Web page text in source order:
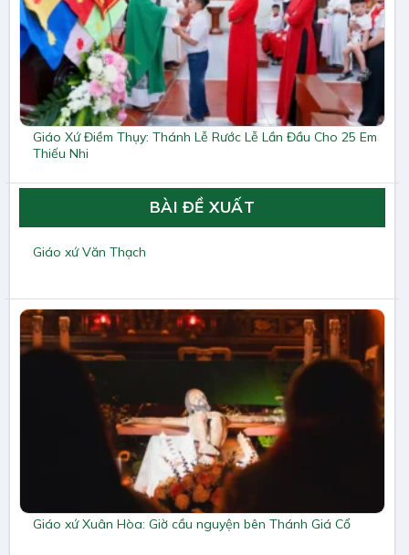
Giáo Xứ Điềm Thụy: Thánh Lễ Rước Lễ Lần Đầu Cho 25 Em
Thiếu Nhi
BÀI ĐỀ XUẤT
Giáo xứ Văn Thạch
Giáo xứ Xuân Hòa: Giờ cầu nguyện bên Thánh Giá Cổ